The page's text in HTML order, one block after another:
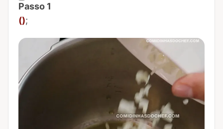
Passo 1
Marcar Passo 1 como concluído
();